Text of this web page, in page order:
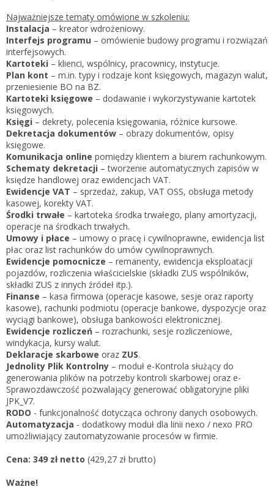
Najważniejsze tematy omówione w szkoleniu:
Instalacja – kreator wdrożeniowy.
Interfejs programu – omówienie budowy programu i rozwiązań
interfejsowych.
Kartoteki – klienci, wspólnicy, pracownicy, instytucje.
Plan kont – m.in. typy i rodzaje kont księgowych, magazyn walut,
przeniesienie BO na BZ.
Kartoteki księgowe – dodawanie i wykorzystywanie kartotek
księgowych.
Księgi – dekrety, polecenia księgowania, różnice kursowe.
Dekretacja dokumentów – obrazy dokumentów, opisy
księgowe.
Komunikacja online pomiędzy klientem a biurem rachunkowym.
Schematy dekretacji – tworzenie automatycznych zapisów w
księdze handlowej oraz ewidencjach VAT.
Ewidencje VAT – sprzedaż, zakup, VAT OSS, obsługa metody
kasowej, korekty VAT.
Środki trwałe – kartoteka środka trwałego, plany amortyzacji,
operacje na środkach trwałych.
Umowy i płace – umowy o pracę i cywilnoprawne, ewidencja list
płac oraz list rachunków do umów cywilnoprawnych.
Ewidencje pomocnicze – remanenty, ewidencja eksploatacji
pojazdów, rozliczenia właścicielskie (składki ZUS wspólników,
składki ZUS z innych źródeł itp.).
Finanse – kasa firmowa (operacje kasowe, sesje oraz raporty
kasowe), rachunki podmiotu (operacje bankowe, dyspozycje oraz
wyciągi bankowe), obsługa bankowości elektronicznej.
Ewidencje rozliczeń – rozrachunki, sesje rozliczeniowe,
windykacja, kursy walut.
Deklaracje skarbowe oraz ZUS.
Jednolity Plik Kontrolny – moduł e-Kontrola służący do
generowania plików na potrzeby kontroli skarbowej oraz e-
Sprawozdawczość pozwalający generować obligatoryjne pliki
JPK_V7.
RODO - funkcjonalność dotycząca ochrony danych osobowych.
Automatyzacja - dodatkowy moduł dla linii nexo / nexo PRO
umożliwiający zautomatyzowanie procesów w firmie.
Cena: 349 zł netto (429,27 zł brutto)
Ważne!